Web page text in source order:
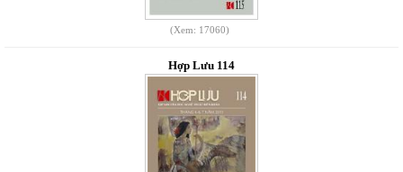
(Xem: 17060)
Hợp Lưu 114